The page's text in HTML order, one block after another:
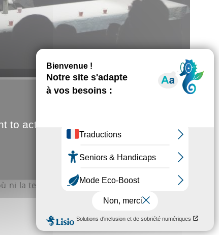
ans, a programmé une tournée de dix jours à
comme l’Orchestre à vent Amadeus à la salle
Sainte-Cécile, la patronne des musiciens. Ce
la technique fragile ni le solfège confus des
Candice Cazé
to activate